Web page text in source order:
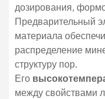
дозирования,
Предварительный
материала
распределение
структуру пор.
Его
между свойствами